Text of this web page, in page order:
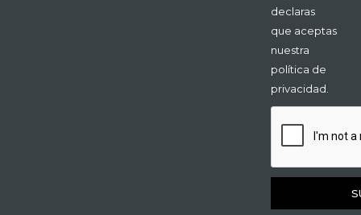
declaras
que aceptas
nuestra
política de
privacidad.